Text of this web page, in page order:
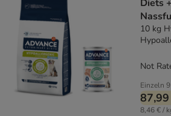
Diets
10 kg
Einzeln
8,46 € /
Not